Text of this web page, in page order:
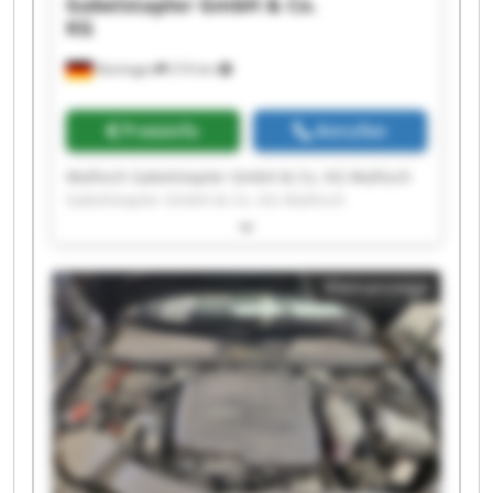
Nürtingen 216 km
KG
Preisinfo Anrufen
Wallisch Gabelstapler GmbH & Co. KG Wallisch
Gabelstapler GmbH & Co. KG Wallisch
Gabelstapler GmbH & Co. KG Wallisch
Gabelstapler GmbH & Co. KG Wallisch
Gabelstapler GmbH & Co. KG Wallisch
Gabelstapler GmbH & Co. KG Wallisch
Gabelstapler GmbH & Co. KG Wallisch
Gabelstapler GmbH & Co. KG Wallisch
Gabelstapler GmbH & Co. KG Wallisch
Gabelstapler GmbH & Co. KG Wallisch
Gabelstapler GmbH & Co. KG Wallisch
Gabelstapler GmbH & Co. KG Wallisch
Kleinanzeige